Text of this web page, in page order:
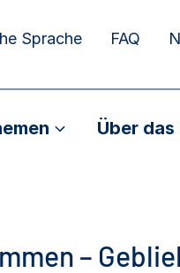
Sprache FAQ
Über
–